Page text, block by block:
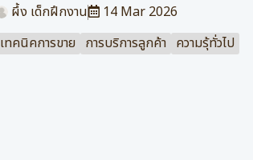
ผึ้ง เด็กฝึกงาน
14 Mar 2026
เทคนิคการขาย การบริการลูกค้า ความรุ้ทั่วไป